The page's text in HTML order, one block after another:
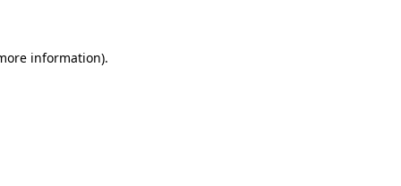
information).